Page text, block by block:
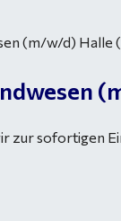
zur sofortigen